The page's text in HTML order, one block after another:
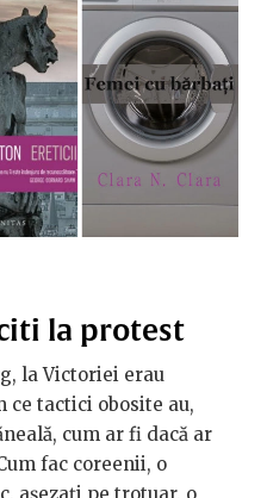
citi la protest
la Victoriei erau
ce tactici obosite au,
cum ar fi dacă ar
fac coreenii, o